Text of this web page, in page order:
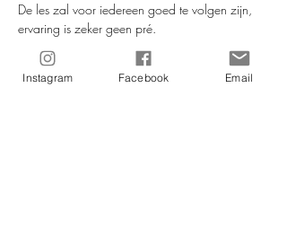
De les zal voor iedereen goed te volgen zijn,
ervaring is zeker geen pré.
Mocht jij je dan toch afvragen of deze les ook
voor jou geschikt is, of wil je iets delen, laat het
me weten en stuur me een berichtje of een e-
Instagram Facebook Email